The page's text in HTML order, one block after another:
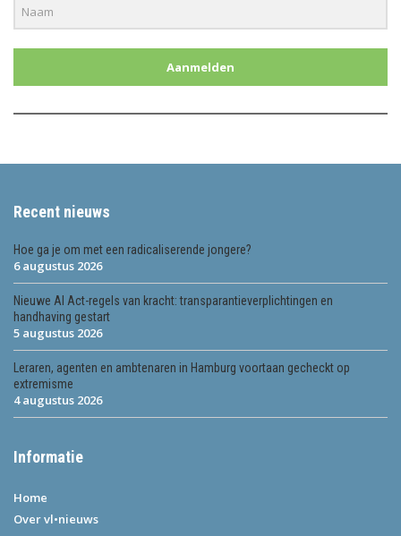
Aanmelden
Recent nieuws
Hoe ga je om met een radicaliserende jongere?
6 augustus 2026
Nieuwe AI Act-regels van kracht: transparantieverplichtingen en
handhaving gestart
5 augustus 2026
Leraren, agenten en ambtenaren in Hamburg voortaan gecheckt op
extremisme
4 augustus 2026
Informatie
Home
Over vl•nieuws